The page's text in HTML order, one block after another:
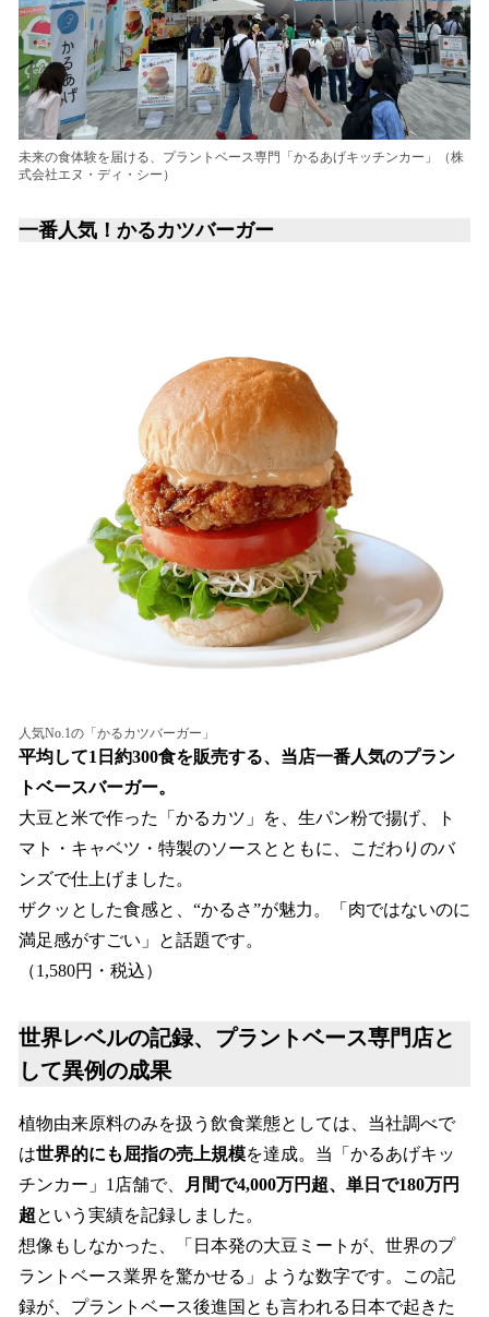
未来の食体験を届ける、プラントベース専門「かるあげキッチンカー」（株
式会社エヌ・ディ・シー）
一番人気！かるカツバーガー
人気No.1の「かるカツバーガー」
平均して1日約300食を販売する、当店一番人気のプラン
トベースバーガー。
大豆と米で作った「かるカツ」を、生パン粉で揚げ、ト
マト・キャベツ・特製のソースとともに、こだわりのバ
ンズで仕上げました。
ザクッとした食感と、“かるさ”が魅力。「肉ではないのに
満足感がすごい」と話題です。
（1,580円・税込）
世界レベルの記録、プラントベース専門店と
して異例の成果
植物由来原料のみを扱う飲食業態としては、当社調べで
は世界的にも屈指の売上規模を達成。当「かるあげキッ
チンカー」1店舗で、
月間で4,000万円超、単日で180万円
超という実績を記録しました。
想像もしなかった、「日本発の大豆ミートが、世界のプ
ラントベース業界を驚かせる」ような数字です。この記
録が、プラントベース後進国とも言われる日本で起きた